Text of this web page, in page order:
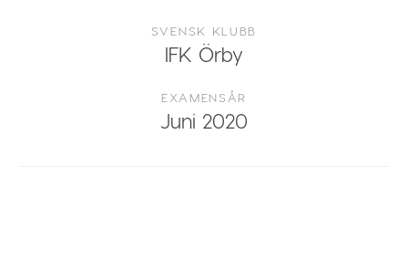
SVENSK KLUBB
IFK Örby
EXAMENSÅR
Juni 2020